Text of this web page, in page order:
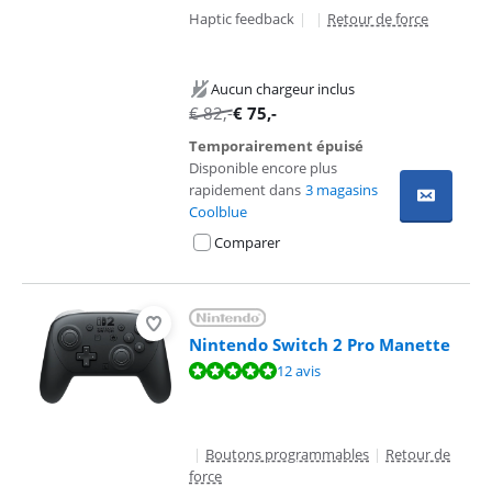
Haptic feedback | | Retour de force
Aucun chargeur inclus
€82,-€ 75,-
Temporairement épuisé
Disponible encore plus
rapidement dans 3 magasins
Coolblue
Comparer
Nintendo Switch 2 Pro Manette
La note est de 9,9 sur 10, basée sur 12 avis.12 avis
| Boutons programmables | Retour de
force